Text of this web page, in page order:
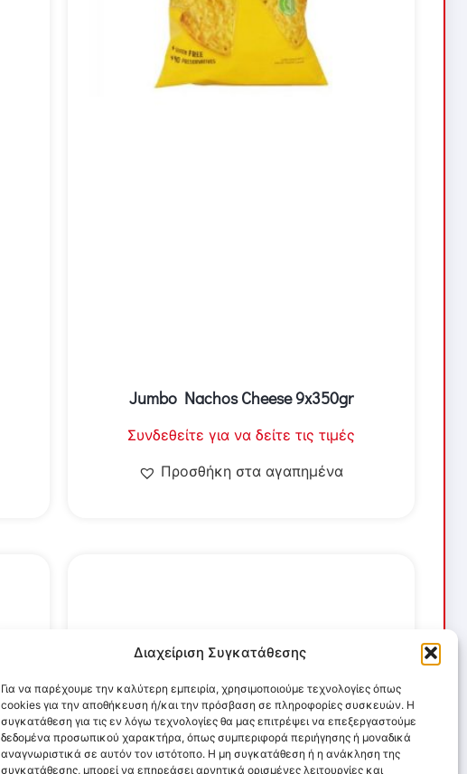
Διαχείριση Συγκατάθεσης
Για να παρέχουμε την καλύτερη εμπειρία, χρησιμοποιούμε τεχνολογίες όπως
cookies για την αποθήκευση ή/και την πρόσβαση σε πληροφορίες συσκευών. Η
συγκατάθεση για τις εν λόγω τεχνολογίες θα μας επιτρέψει να επεξεργαστούμε
δεδομένα προσωπικού χαρακτήρα, όπως συμπεριφορά περιήγησης ή μοναδικά
αναγνωριστικά σε αυτόν τον ιστότοπο. Η μη συγκατάθεση ή η ανάκληση της
συγκατάθεσης, μπορεί να επηρεάσει αρνητικά ορισμένες λειτουργίες και
Jumbo Nachos Cheese 9x350gr
Συνδεθείτε για να δείτε τις τιμές
Προσθήκη στα αγαπημένα